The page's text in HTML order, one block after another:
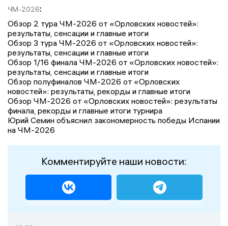
ЧМ-2026:
Обзор 2 тура ЧМ-2026 от «Орловских новостей»:
результаты, сенсации и главные итоги
Обзор 3 тура ЧМ-2026 от «Орловских новостей»:
результаты, сенсации и главные итоги
Обзор 1/16 финала ЧМ-2026 от «Орловских новостей»:
результаты, сенсации и главные итоги
Обзор полуфиналов ЧМ-2026 от «Орловских
новостей»: результаты, рекорды и главные итоги
Обзор ЧМ-2026 от «Орловских новостей»: результаты
финала, рекорды и главные итоги турнира
Юрий Семин объяснил закономерность победы Испании
на ЧМ-2026
Комментируйте наши новости: